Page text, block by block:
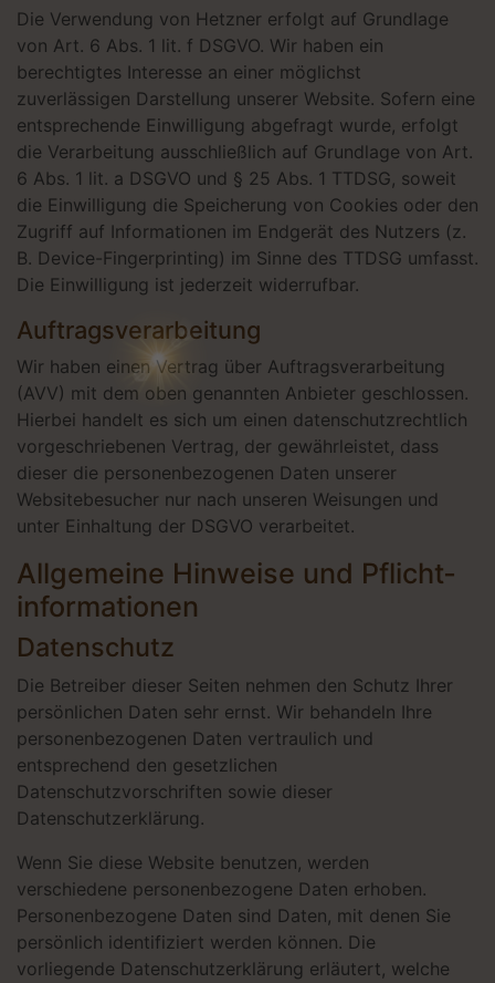
Die Verwendung von Hetzner erfolgt auf Grundlage
von Art. 6 Abs. 1 lit. f DSGVO. Wir haben ein
berechtigtes Interesse an einer möglichst
zuverlässigen Darstellung unserer Website. Sofern eine
entsprechende Einwilligung abgefragt wurde, erfolgt
die Verarbeitung ausschließlich auf Grundlage von Art.
6 Abs. 1 lit. a DSGVO und § 25 Abs. 1 TTDSG, soweit
die Einwilligung die Speicherung von Cookies oder den
Zugriff auf Informationen im Endgerät des Nutzers (z.
B. Device-Fingerprinting) im Sinne des TTDSG umfasst.
Die Einwilligung ist jederzeit widerrufbar.
Auftragsverarbeitung
Wir haben einen Vertrag über Auftragsverarbeitung
(AVV) mit dem oben genannten Anbieter geschlossen.
Hierbei handelt es sich um einen datenschutzrechtlich
vorgeschriebenen Vertrag, der gewährleistet, dass
dieser die personenbezogenen Daten unserer
Websitebesucher nur nach unseren Weisungen und
unter Einhaltung der DSGVO verarbeitet.
Allgemeine Hinweise und Pflicht­
informationen
Datenschutz
Die Betreiber dieser Seiten nehmen den Schutz Ihrer
persönlichen Daten sehr ernst. Wir behandeln Ihre
personenbezogenen Daten vertraulich und
entsprechend den gesetzlichen
Datenschutzvorschriften sowie dieser
Datenschutzerklärung.
Wenn Sie diese Website benutzen, werden
verschiedene personenbezogene Daten erhoben.
Personenbezogene Daten sind Daten, mit denen Sie
persönlich identifiziert werden können. Die
vorliegende Datenschutzerklärung erläutert, welche